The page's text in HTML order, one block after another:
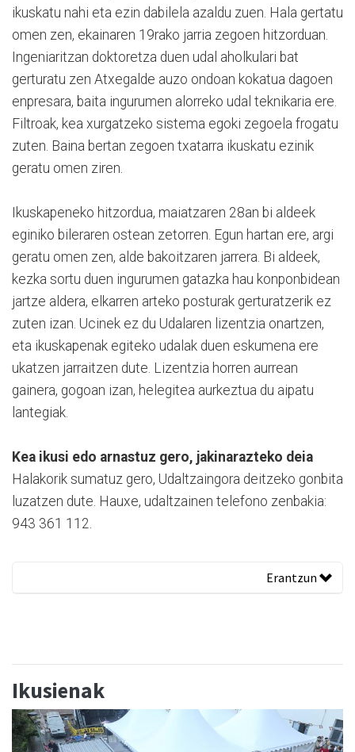
ikuskatu nahi eta ezin dabilela azaldu zuen. Hala gertatu
omen zen, ekainaren 19rako jarria zegoen hitzorduan.
Ingeniaritzan doktoretza duen udal aholkulari bat
gerturatu zen Atxegalde auzo ondoan kokatua dagoen
enpresara, baita ingurumen alorreko udal teknikaria ere.
Filtroak, kea xurgatzeko sistema egoki zegoela frogatu
zuten. Baina bertan zegoen txatarra ikuskatu ezinik
geratu omen ziren.
Ikuskapeneko hitzordua, maiatzaren 28an bi aldeek
eginiko bileraren ostean zetorren. Egun hartan ere, argi
geratu omen zen, alde bakoitzaren jarrera. Bi aldeek,
kezka sortu duen ingurumen gatazka hau konponbidean
jartze aldera, elkarren arteko posturak gerturatzerik ez
zuten izan. Ucinek ez du Udalaren lizentzia onartzen,
eta ikuskapenak egiteko udalak duen eskumena ere
ukatzen jarraitzen dute. Lizentzia horren aurrean
gainera, gogoan izan, helegitea aurkeztua du aipatu
lantegiak.
Kea ikusi edo arnastuz gero, jakinarazteko deia
Halakorik sumatuz gero, Udaltzaingora deitzeko gonbita
luzatzen dute. Hauxe, udaltzainen telefono zenbakia:
943 361 112.
Erantzun
Ikusienak